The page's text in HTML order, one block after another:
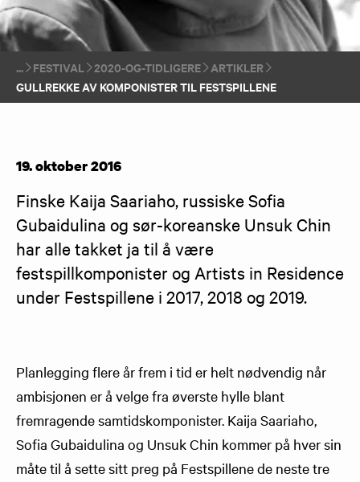
FESTIVAL 2020-OG-TIDLIGERE
ARTIKLER
GULLREKKE AV KOMPONISTER TIL FESTSPILLENE
19. oktober 2016
Finske Kaija Saariaho, russiske Sofia
Gubaidulina og sør-koreanske Unsuk Chin
har alle takket ja til å være
festspillkomponister og Artists in Residence
under Festspillene i 2017, 2018 og 2019.
Planlegging flere år frem i tid er helt nødvendig når
ambisjonen er å velge fra øverste hylle blant
fremragende samtidskomponister. Kaija Saariaho,
Sofia Gubaidulina og Unsuk Chin kommer på hver sin
måte til å sette sitt preg på Festspillene de neste tre